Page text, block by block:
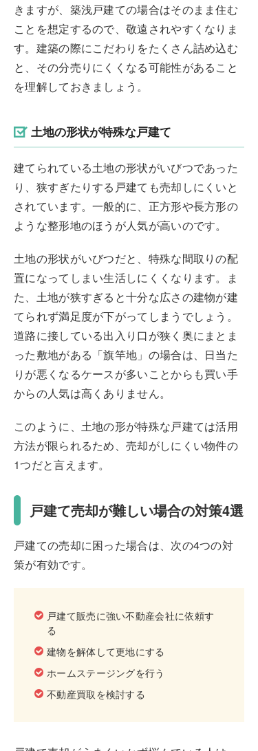
きますが、築浅戸建ての場合はそのまま住む
ことを想定するので、敬遠されやすくなりま
す。建築の際にこだわりをたくさん詰め込む
と、その分売りにくくなる可能性があること
を理解しておきましょう。
土地の形状が特殊な戸建て
建てられている土地の形状がいびつであった
り、狭すぎたりする戸建ても売却しにくいと
されています。一般的に、正方形や長方形の
ような整形地のほうが人気が高いのです。
土地の形状がいびつだと、特殊な間取りの配
置になってしまい生活しにくくなります。ま
た、土地が狭すぎると十分な広さの建物が建
てられず満足度が下がってしまうでしょう。
道路に接している出入り口が狭く奥にまとま
った敷地がある「旗竿地」の場合は、日当た
りが悪くなるケースが多いことからも買い手
からの人気は高くありません。
このように、土地の形が特殊な戸建ては活用
方法が限られるため、売却がしにくい物件の
1つだと言えます。
戸建て売却が難しい場合の対策4選
戸建ての売却に困った場合は、次の4つの対
策が有効です。
戸建て販売に強い不動産会社に依頼す
る
建物を解体して更地にする
ホームステージングを行う
不動産買取を検討する